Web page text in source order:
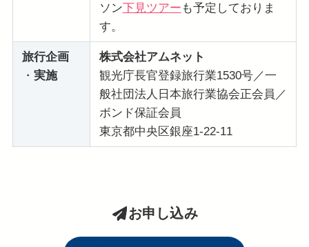
ソン下見ツアー も予定しておりま
す。
旅行企画
・ 実施
株式会社アムネット
観光庁長官登録旅行業1530号／一
般社団法人日本旅行業協会正会員／
ボンド保証会員
東京都中央区銀座1-22-11
お申し込み